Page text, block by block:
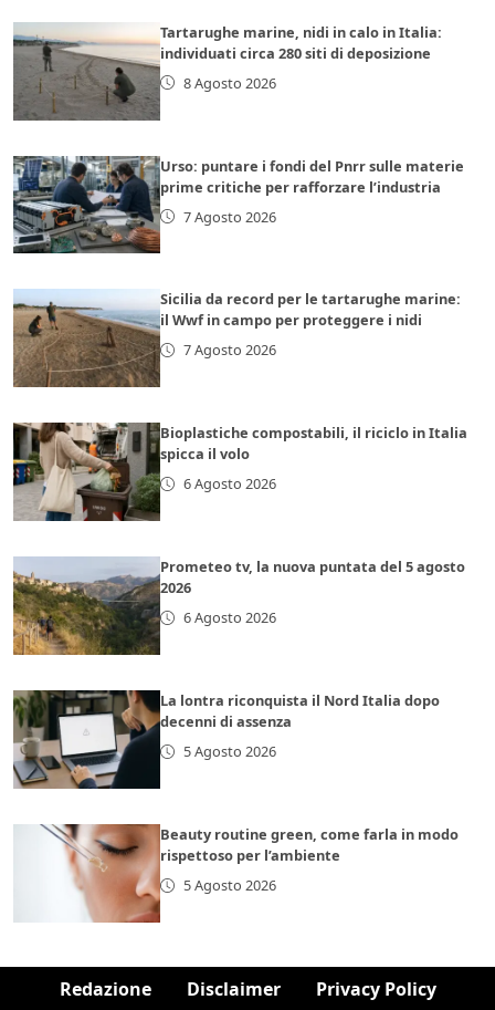
Tartarughe marine, nidi in calo in Italia:
individuati circa 280 siti di deposizione
8 Agosto 2026
Urso: puntare i fondi del Pnrr sulle materie
prime critiche per rafforzare l’industria
7 Agosto 2026
Sicilia da record per le tartarughe marine:
il Wwf in campo per proteggere i nidi
7 Agosto 2026
Bioplastiche compostabili, il riciclo in Italia
spicca il volo
6 Agosto 2026
Prometeo tv, la nuova puntata del 5 agosto
2026
6 Agosto 2026
La lontra riconquista il Nord Italia dopo
decenni di assenza
5 Agosto 2026
Beauty routine green, come farla in modo
rispettoso per l’ambiente
5 Agosto 2026
Redazione Disclaimer Privacy Policy